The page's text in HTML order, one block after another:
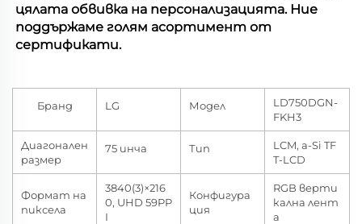
цялата обвивка на персонализацията. Ние
поддържаме голям асортимент от
сертификати.
Бранд LG Модел
LD750DGN-
FKH3
Диагонален
размер
75 инча Тип
LCM, a-Si TF
T-LCD
Формат на
пиксела
3840(3)×216
0, UHD 59PP
I
Конфигура
ция
RGB верти
кална лент
а